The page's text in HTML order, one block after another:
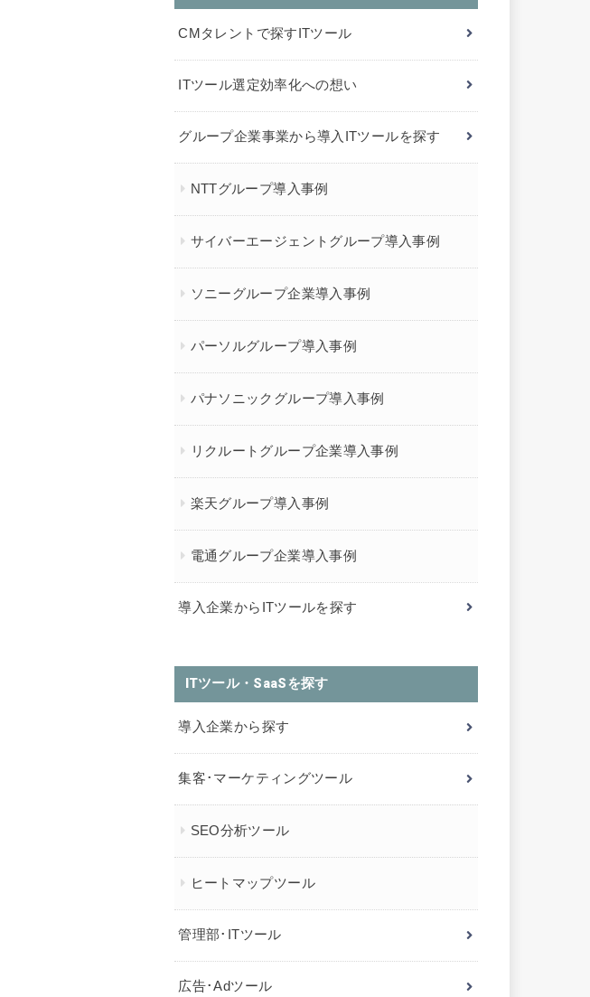
CMタレントで探すITツール
ITツール選定効率化への想い
グループ企業事業から導入ITツールを探す
NTTグループ導入事例
サイバーエージェントグループ導入事例
ソニーグループ企業導入事例
パーソルグループ導入事例
パナソニックグループ導入事例
リクルートグループ企業導入事例
楽天グループ導入事例
電通グループ企業導入事例
導入企業からITツールを探す
ITツール・SaaSを探す
導入企業から探す
集客･マーケティングツール
SEO分析ツール
ヒートマップツール
管理部･ITツール
広告･Adツール